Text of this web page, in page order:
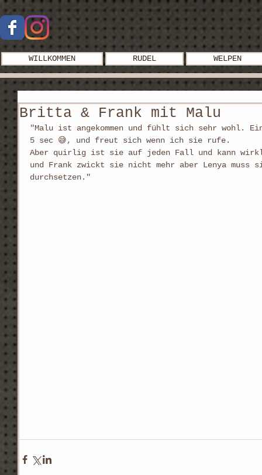
WILLKOMMEN RUDEL WELPEN
Britta & Frank mit Malu
"Malu ist angekommen und fühlt sich sehr wohl.
5 sec 😅, und freut sich wenn ich sie rufe.
Aber quirlig ist sie auf jeden Fall und kann
und Frank zwickt sie nicht mehr aber Lenya muss
durchsetzen."